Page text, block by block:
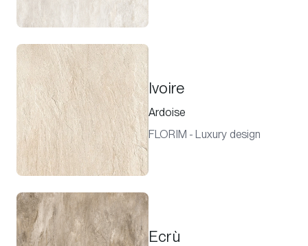
Ivoire
Ardoise
FLORIM - Luxury design
Ecrù